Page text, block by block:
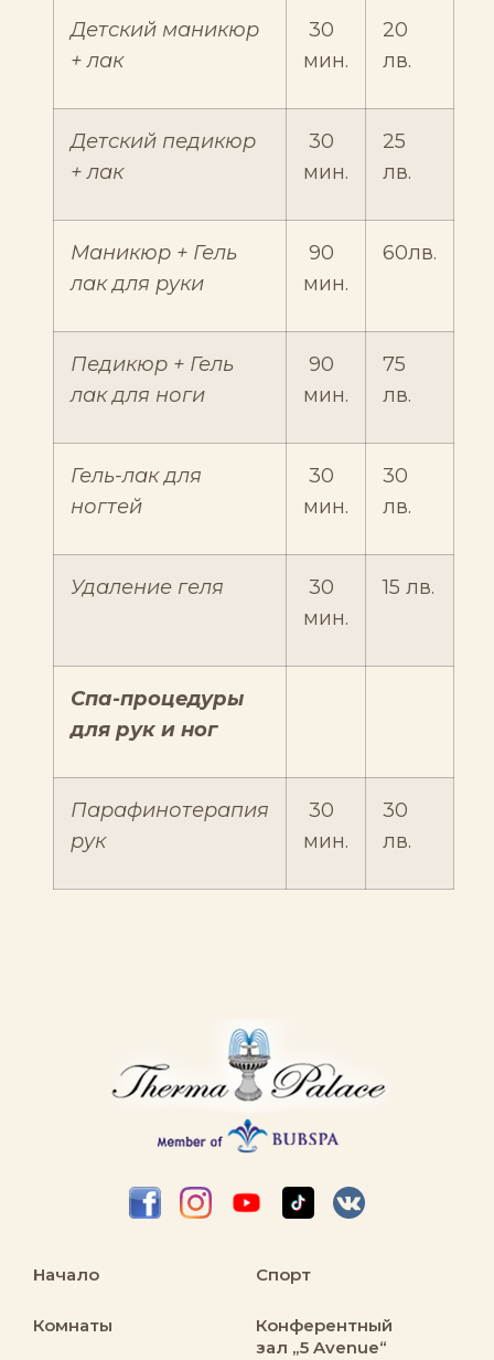
Детский маникюр
+ лак
30
мин.
20
лв.
Детский педикюр
+ лак
30
мин.
25
лв.
Маникюр + Гель
лак для руки
90
мин.
60лв.
Педикюр + Гель
лак для ноги
90
мин.
75
лв.
Гель-лак для
ногтей
30
мин.
30
лв.
Удаление геля
30
мин.
15 лв.
Спа-процедуры
для рук и ног
Парафинотерапия
рук
30
мин.
30
лв.
Начало
Комнаты
Спорт
Конферентный
зал „5 Avenue“